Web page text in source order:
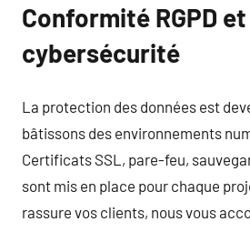
Conformité RGPD et
cybersécurité
La protection des données est
bâtissons des environnements
Certificats SSL, pare-feu,
sont mis en place pour chaque
rassure vos clients, nous vous